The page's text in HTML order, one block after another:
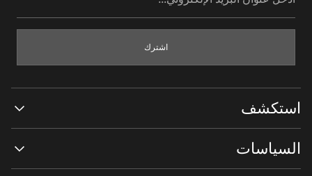
استكشف
مقارنة النماذج
السفراء
السياسات
الإلكتروني...
اشترك